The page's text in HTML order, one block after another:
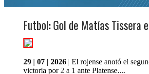
Futbol: Gol de Matías
29 | 07 | 2026 | El rojense anotó el
victoria por 2 a 1 ante Platense....